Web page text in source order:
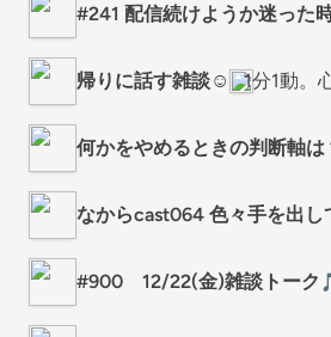
#241 配信続けようか迷った
帰りに話す雑談☺️ 1分1動。
何かをやめるときの判断軸
なからcast064 色々手を出
#900 12/22(金)雑談トーク